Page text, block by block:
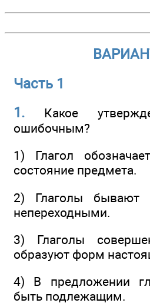
Часть 1
1. Какое
ошибочным?
1) Глагол
состояние предмета.
2) Глаголы бывают
непереходными.
3) Глаголы
образуют форм
4) В предложении
быть подлежащим.